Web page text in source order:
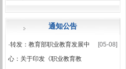
·关于做好2026届及往
通知公告
[05-08]
·转发：教育部职业教育发展中
心：关于印发《职业教育教